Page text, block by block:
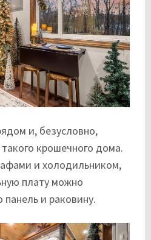
и, безусловно,
крошечного дома.
и холодильником,
плату можно
панель и раковину.